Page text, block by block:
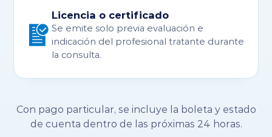
Licencia o certificado
Se emite solo previa evaluación e
indicación del profesional tratante durante
la consulta.
Con pago particular, se incluye la boleta y estado
de cuenta dentro de las próximas 24 horas.